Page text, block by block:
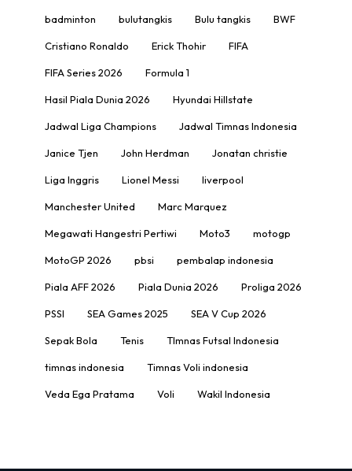
badminton bulutangkis Bulu tangkis BWF
Cristiano Ronaldo Erick Thohir FIFA
FIFA Series 2026 Formula 1
Hasil Piala Dunia 2026 Hyundai Hillstate
Jadwal Liga Champions Jadwal Timnas Indonesia
Janice Tjen John Herdman Jonatan christie
Liga Inggris Lionel Messi liverpool
Manchester United Marc Marquez
Megawati Hangestri Pertiwi Moto3 motogp
MotoGP 2026 pbsi pembalap indonesia
Piala AFF 2026 Piala Dunia 2026 Proliga 2026
PSSI SEA Games 2025 SEA V Cup 2026
Sepak Bola Tenis TImnas Futsal Indonesia
timnas indonesia Timnas Voli indonesia
Veda Ega Pratama Voli Wakil Indonesia